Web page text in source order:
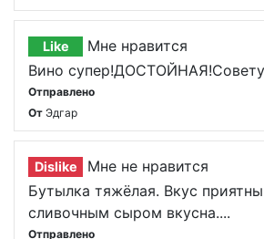
Like
Мне нравится
Вино
Отправлено
От Эдгар
Dislike
Мне не нравится
Бутылка тяжёлая. Вкус
сливочным сыром вкусна....
Отправлено